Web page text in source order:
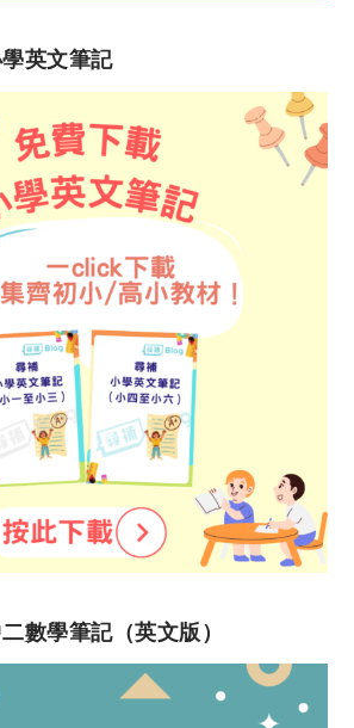
英文筆記
數學筆記（英文版）